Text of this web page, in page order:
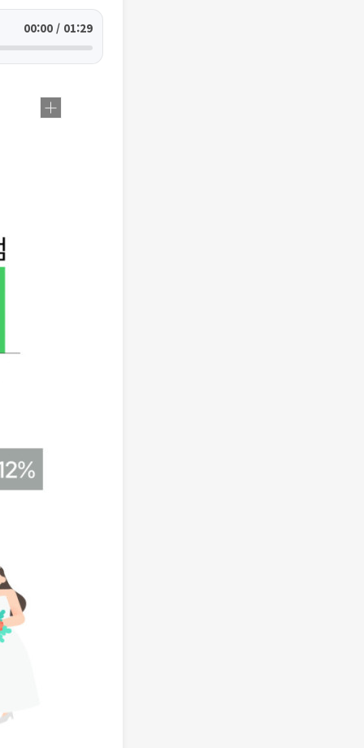
00:00 / 01:29